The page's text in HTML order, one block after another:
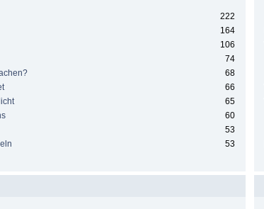
222
164
106
74
68
66
65
60
53
53